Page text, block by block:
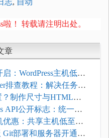
啦！ 转载请注明出处。
章
：WordPress主机低至
赠免费域名迁移
排查教程：解决任务积
？制作尺寸与HTML添
API公开标志：统一支
理
优惠：共享主机低至
折扣
Git部署和服务器开通更